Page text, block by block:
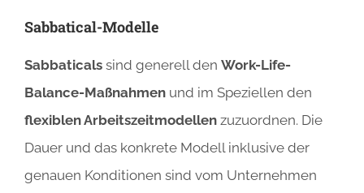
Sabbatical-Modelle
Sabbaticals sind generell den Work-Life-
Balance-Maßnahmen und im Speziellen den
flexiblen Arbeitszeitmodellen zuzuordnen. Die
Dauer und das konkrete Modell inklusive der
genauen Konditionen sind vom Unternehmen